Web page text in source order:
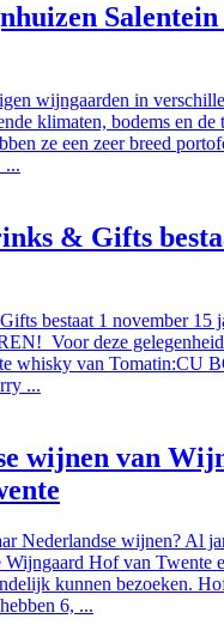
Salentein
wijngaarden in
klimaten, bodems en de
ze een zeer breed
...
& Gifts
bestaat 1 november 15
Voor deze
whisky van Tomatin:CU
...
wijnen van
Nederlandse wijnen? Al
Hof van Twente
kunnen bezoeken.
6, ...